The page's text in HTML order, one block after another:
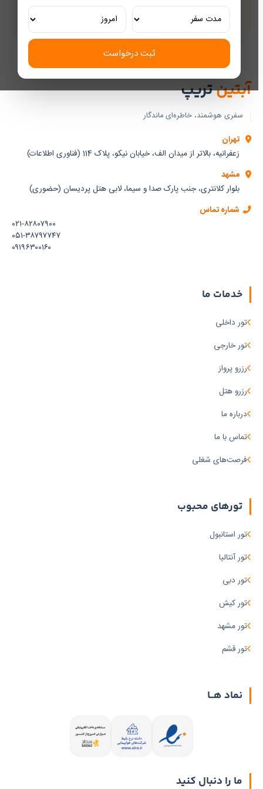
ثبت درخواست
تور ریلی اختصاصی
تجربه‌ای لوکس و به‌یادماندنی
آبتینتریپ
سفری هوشمند، خاطره‌ای ماندگار
تهران
زعفرانیه، بالاتر از میدان الف، خیابان نیکو، پلاک 114 (فناوری اطلاعات)
مشهد
بلوار کلانتری، جنب پارک صدا و سیما، لابی هتل پردیسان (حضوری)
شماره تماس
۰۲۱-۸۲۸۰۷۹۰۰
۰۵۱-۳۸۷۹۷۷۴۷
۰۹۱۹۶۳۰۰۱۶۰
خدمات ما
تور داخلی
تور خارجی
رزرو پرواز
رزرو هتل
درباره ما
تماس با ما
فرصت‌های شغلی
تورهای محبوب
تور استانبول
تور آنتالیا
تور دبی
تور کیش
تور مشهد
تور قشم
نماد هــا
ما را دنبال کنید